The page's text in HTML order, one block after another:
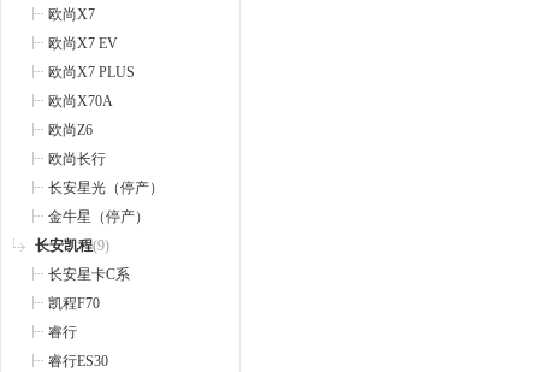
欧尚X7
欧尚X7 EV
欧尚X7 PLUS
欧尚X70A
欧尚Z6
欧尚长行
长安星光（停产）
金牛星（停产）
长安凯程(9)
长安星卡C系
凯程F70
睿行
睿行ES30